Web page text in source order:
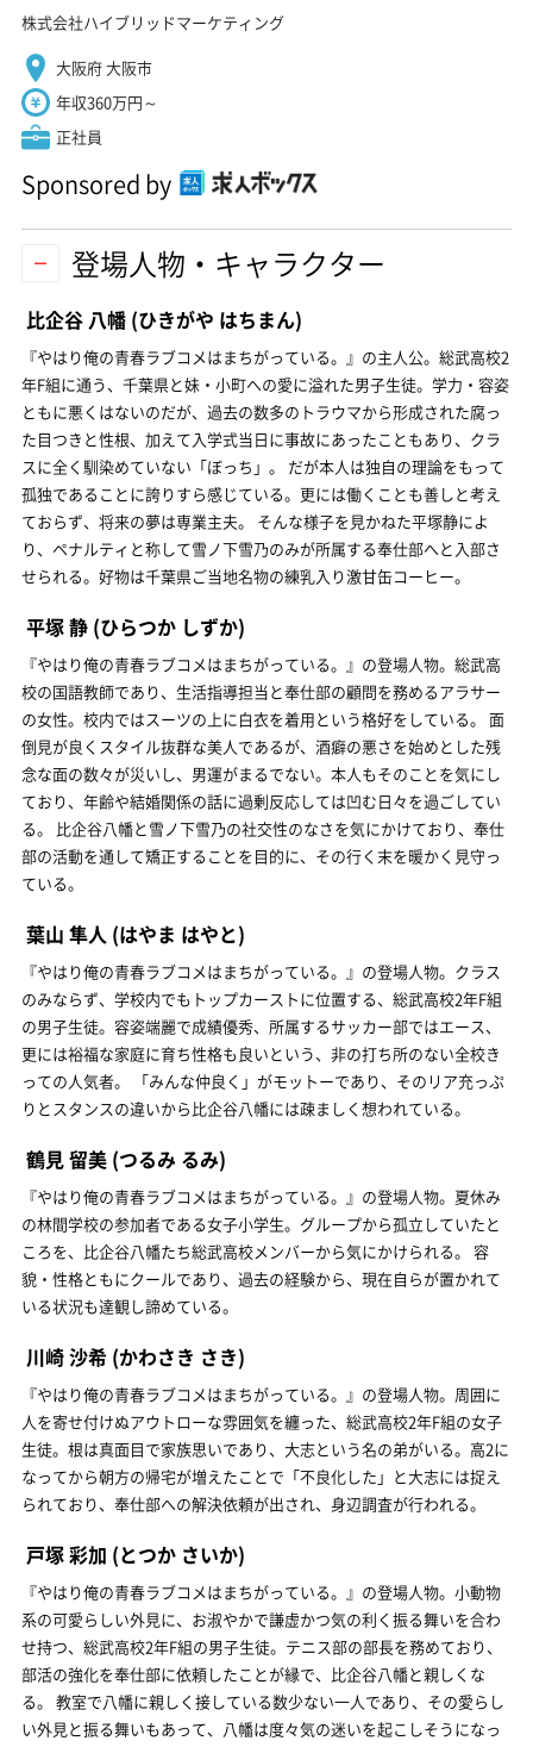
株式会社ハイブリッドマーケティング
大阪府 大阪市
年収360万円～
正社員
Sponsored by
登場人物・キャラクター
比企谷 八幡 (ひきがや はちまん)
『やはり俺の青春ラブコメはまちがっている。』の主人公。総武高校2
年F組に通う、千葉県と妹・小町への愛に溢れた男子生徒。学力・容姿
ともに悪くはないのだが、過去の数多のトラウマから形成された腐っ
た目つきと性根、加えて入学式当日に事故にあったこともあり、クラ
スに全く馴染めていない「ぼっち」。 だが本人は独自の理論をもって
孤独であることに誇りすら感じている。更には働くことも善しと考え
ておらず、将来の夢は専業主夫。 そんな様子を見かねた平塚静によ
り、ペナルティと称して雪ノ下雪乃のみが所属する奉仕部へと入部さ
せられる。好物は千葉県ご当地名物の練乳入り激甘缶コーヒー。
平塚 静 (ひらつか しずか)
『やはり俺の青春ラブコメはまちがっている。』の登場人物。総武高
校の国語教師であり、生活指導担当と奉仕部の顧問を務めるアラサー
の女性。校内ではスーツの上に白衣を着用という格好をしている。 面
倒見が良くスタイル抜群な美人であるが、酒癖の悪さを始めとした残
念な面の数々が災いし、男運がまるでない。本人もそのことを気にし
ており、年齢や結婚関係の話に過剰反応しては凹む日々を過ごしてい
る。 比企谷八幡と雪ノ下雪乃の社交性のなさを気にかけており、奉仕
部の活動を通して矯正することを目的に、その行く末を暖かく見守っ
ている。
葉山 隼人 (はやま はやと)
『やはり俺の青春ラブコメはまちがっている。』の登場人物。クラス
のみならず、学校内でもトップカーストに位置する、総武高校2年F組
の男子生徒。容姿端麗で成績優秀、所属するサッカー部ではエース、
更には裕福な家庭に育ち性格も良いという、非の打ち所のない全校き
っての人気者。 「みんな仲良く」がモットーであり、そのリア充っぷ
りとスタンスの違いから比企谷八幡には疎ましく想われている。
鶴見 留美 (つるみ るみ)
『やはり俺の青春ラブコメはまちがっている。』の登場人物。夏休み
の林間学校の参加者である女子小学生。グループから孤立していたと
ころを、比企谷八幡たち総武高校メンバーから気にかけられる。 容
貌・性格ともにクールであり、過去の経験から、現在自らが置かれて
いる状況も達観し諦めている。
川崎 沙希 (かわさき さき)
『やはり俺の青春ラブコメはまちがっている。』の登場人物。周囲に
人を寄せ付けぬアウトローな雰囲気を纏った、総武高校2年F組の女子
生徒。根は真面目で家族思いであり、大志という名の弟がいる。高2に
なってから朝方の帰宅が増えたことで「不良化した」と大志には捉え
られており、奉仕部への解決依頼が出され、身辺調査が行われる。
戸塚 彩加 (とつか さいか)
『やはり俺の青春ラブコメはまちがっている。』の登場人物。小動物
系の可愛らしい外見に、お淑やかで謙虚かつ気の利く振る舞いを合わ
せ持つ、総武高校2年F組の男子生徒。テニス部の部長を務めており、
部活の強化を奉仕部に依頼したことが縁で、比企谷八幡と親しくな
る。 教室で八幡に親しく接している数少ない一人であり、その愛らし
い外見と振る舞いもあって、八幡は度々気の迷いを起こしそうになっ